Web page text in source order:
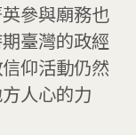
參與廟務也
臺灣的政經
仰活動仍然
人心的力